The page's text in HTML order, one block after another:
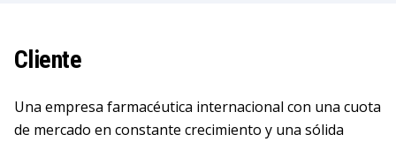
Cliente
Una empresa farmacéutica internacional con una cuota
de mercado en constante crecimiento y una sólida